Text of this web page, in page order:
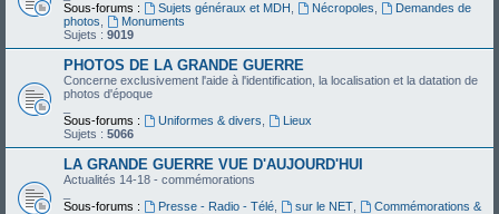
Sous-forums :
Sujets généraux et MDH Nécropoles
Demandes de
photos
Monuments
Sujets : 9019
PHOTOS DE LA GRANDE GUERRE
Concerne exclusivement l'aide à l'identification, la localisation et la datation de
photos d'époque
Sous-forums :
Uniformes & divers
Lieux
Sujets : 5066
LA GRANDE GUERRE VUE D'AUJOURD'HUI
Actualités 14-18 - commémorations
Sous-forums :
Presse - Radio - Télé, sur le NET,
Commémorations &